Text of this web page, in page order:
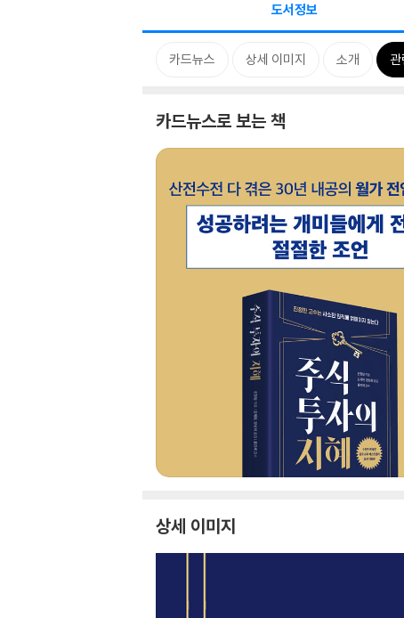
도서정보
카드뉴스 상세 이미지 소개
카드뉴스로 보는 책
상세 이미지